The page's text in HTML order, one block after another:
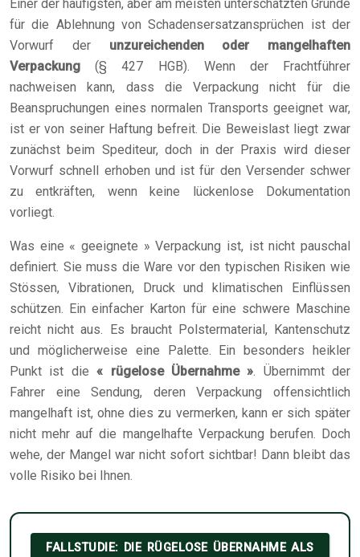
Einer der häufigsten, aber am meisten unterschätzten Gründe
für die Ablehnung von Schadensersatzansprüchen ist der
Vorwurf der unzureichenden oder mangelhaften
Verpackung (§ 427 HGB). Wenn der Frachtführer
nachweisen kann, dass die Verpackung nicht für die
Beanspruchungen eines normalen Transports geeignet war,
ist er von seiner Haftung befreit. Die Beweislast liegt zwar
zunächst beim Spediteur, doch in der Praxis wird dieser
Vorwurf schnell erhoben und ist für den Versender schwer
zu entkräften, wenn keine lückenlose Dokumentation
vorliegt.
Was eine « geeignete » Verpackung ist, ist nicht pauschal
definiert. Sie muss die Ware vor den typischen Risiken wie
Stössen, Vibrationen, Druck und klimatischen Einflüssen
schützen. Ein einfacher Karton für eine schwere Maschine
reicht nicht aus. Es braucht Polstermaterial, Kantenschutz
und möglicherweise eine Palette. Ein besonders heikler
Punkt ist die« rügelose Übernahme » . Übernimmt der
Fahrer eine Sendung, deren Verpackung offensichtlich
mangelhaft ist, ohne dies zu vermerken, kann er sich später
nicht mehr auf die mangelhafte Verpackung berufen. Doch
wehe, der Mangel war nicht sofort sichtbar! Dann bleibt das
volle Risiko bei Ihnen.
FALLSTUDIE: DIE RÜGELOSE ÜBERNAHME ALS